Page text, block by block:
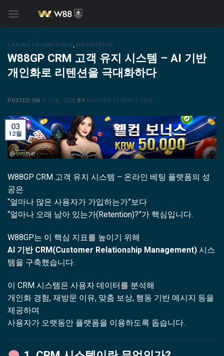
content
CASINO PROMOTIONS , PROMOTION
W88GP CRM 고객 유지 시스템 – AI 기반
개인화로 리텐션을 극대화하다
POSTED ON 3 12월, 2025 BY NGUYỄN THÀNH CÔNG
03
12월
W88GP CRM 고객 유지 시스템 – 온라인 베팅 플랫폼의 성
공은
“얼마나 많은 사용자가 가입하는가”보다
“얼마나 오래 남아 있는가(Retention)?”가 핵심입니다.
W88GP는 이 핵심 지표를 높이기 위해
AI 기반 CRM(Customer Relationship Management) 시스
템을 구축했습니다.
이 CRM 시스템은 사용자 데이터를 분석해
개인화 경험, 재방문 이유, 맞춤 보상, 행동 기반 메시지 등을
제공하며
사용자가 오랫동안 플랫폼을 이용하도록 돕습니다.